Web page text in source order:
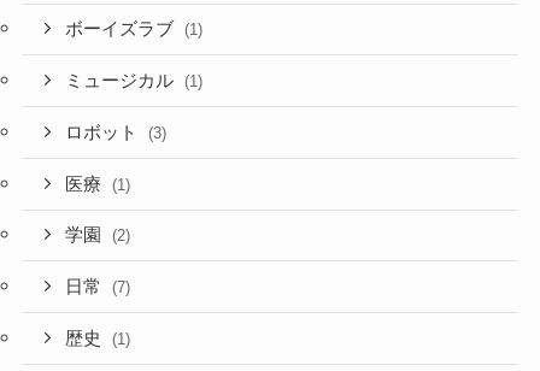
ボーイズラブ (1)
ミュージカル (1)
ロボット (3)
医療 (1)
学園 (2)
日常 (7)
歴史 (1)